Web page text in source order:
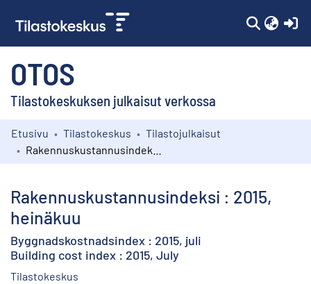
OTOS
Tilastokeskuksen julkaisut verkossa
Kokoelmat
Etusivu Tilastokeskus
Tilastojulkaisut
Rakennuskustannusindeksi : 2015,
heinäkuu
Byggnadskostnadsindex : 2015, juli
Building cost index : 2015, July
Tilastokeskus